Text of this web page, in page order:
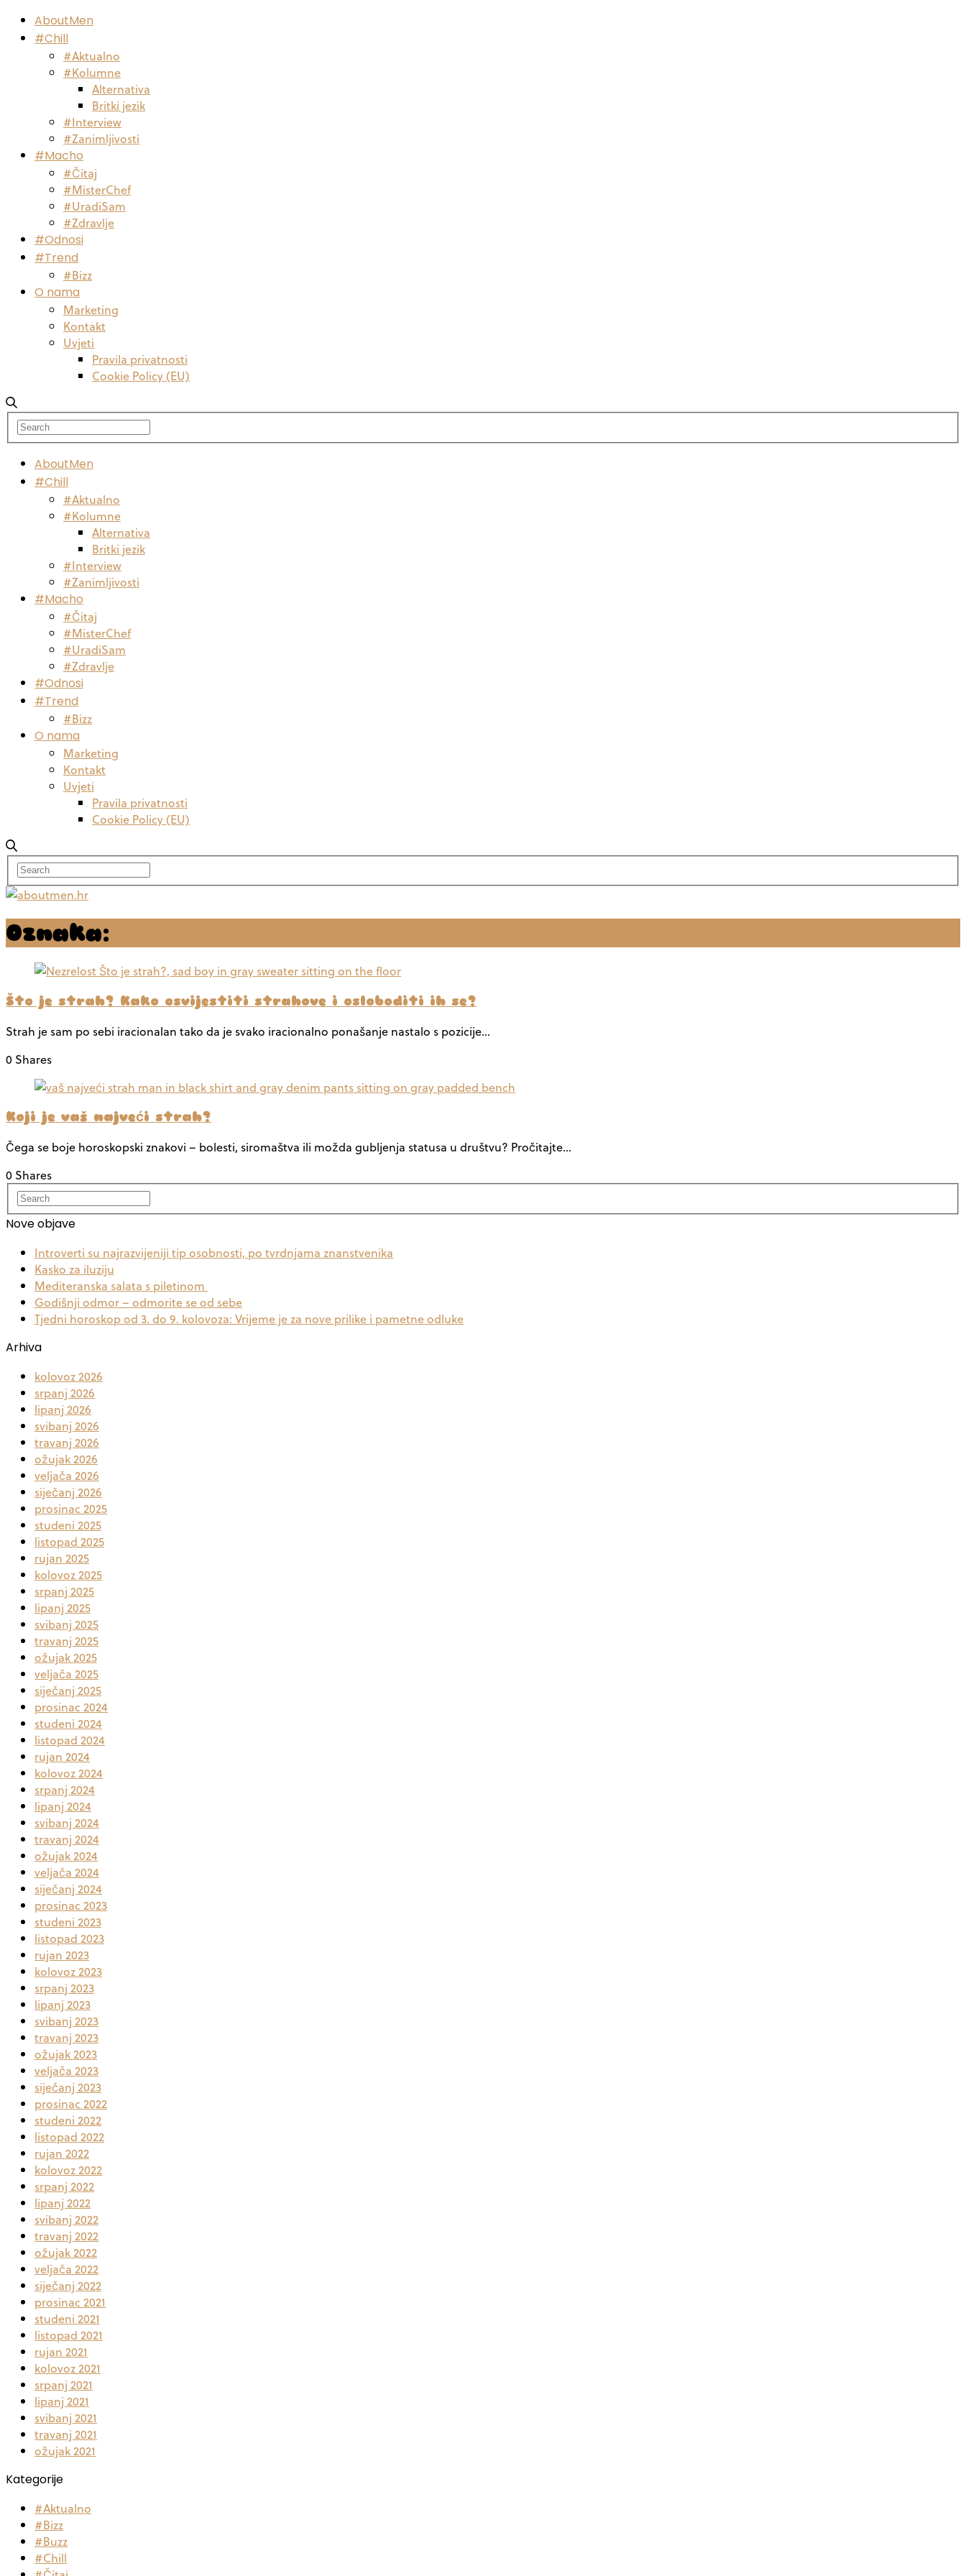
AboutMen
#Chill
#Aktualno
#Kolumne
Alternativa
Britki jezik
#Interview
#Zanimljivosti
#Macho
#Čitaj
#MisterChef
#UradiSam
#Zdravlje
#Odnosi
#Trend
#Bizz
O nama
Marketing
Kontakt
Uvjeti
Pravila privatnosti
Cookie Policy (EU)
AboutMen
#Chill
#Aktualno
#Kolumne
Alternativa
Britki jezik
#Interview
#Zanimljivosti
#Macho
#Čitaj
#MisterChef
#UradiSam
#Zdravlje
#Odnosi
#Trend
#Bizz
O nama
Marketing
Kontakt
Uvjeti
Pravila privatnosti
Cookie Policy (EU)
Oznaka:
Što je strah? Kako osvijestiti strahove i osloboditi ih se?
Strah je sam po sebi iracionalan tako da je svako iracionalno ponašanje nastalo s pozicije…
0 Shares
Koji je vaš najveći strah?
Čega se boje horoskopski znakovi – bolesti, siromaštva ili možda gubljenja statusa u društvu? Pročitajte…
0 Shares
Nove objave
Introverti su najrazvijeniji tip osobnosti, po tvrdnjama znanstvenika
Kasko za iluziju
Mediteranska salata s piletinom
Godišnji odmor – odmorite se od sebe
Tjedni horoskop od 3. do 9. kolovoza: Vrijeme je za nove prilike i pametne odluke
Arhiva
kolovoz 2026
srpanj 2026
lipanj 2026
svibanj 2026
travanj 2026
ožujak 2026
veljača 2026
siječanj 2026
prosinac 2025
studeni 2025
listopad 2025
rujan 2025
kolovoz 2025
srpanj 2025
lipanj 2025
svibanj 2025
travanj 2025
ožujak 2025
veljača 2025
siječanj 2025
prosinac 2024
studeni 2024
listopad 2024
rujan 2024
kolovoz 2024
srpanj 2024
lipanj 2024
svibanj 2024
travanj 2024
ožujak 2024
veljača 2024
siječanj 2024
prosinac 2023
studeni 2023
listopad 2023
rujan 2023
kolovoz 2023
srpanj 2023
lipanj 2023
svibanj 2023
travanj 2023
ožujak 2023
veljača 2023
siječanj 2023
prosinac 2022
studeni 2022
listopad 2022
rujan 2022
kolovoz 2022
srpanj 2022
lipanj 2022
svibanj 2022
travanj 2022
ožujak 2022
veljača 2022
siječanj 2022
prosinac 2021
studeni 2021
listopad 2021
rujan 2021
kolovoz 2021
srpanj 2021
lipanj 2021
svibanj 2021
travanj 2021
ožujak 2021
Kategorije
#Aktualno
#Bizz
#Buzz
#Chill